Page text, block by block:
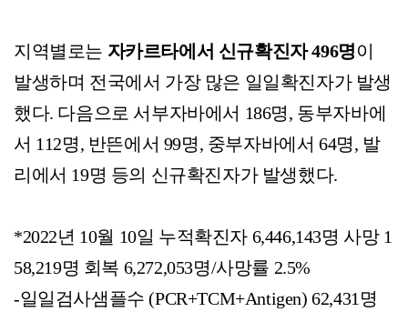
지역별로는 자카르타에서 신규확진자 496명이
발생하며 전국에서 가장 많은 일일확진자가 발생
했다. 다음으로 서부자바에서 186명, 동부자바에
서 112명, 반뜬에서 99명, 중부자바에서 64명, 발
리에서 19명 등의 신규확진자가 발생했다.
*2022년 10월 10일 누적확진자 6,446,143명 사망 1
58,219명 회복 6,272,053명/사망률 2.5%
-일일검사샘플수 (PCR+TCM+Antigen) 62,431명